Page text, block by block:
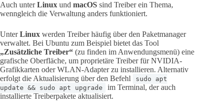
Auch unterLinux und macOS sind Treiber ein Thema,
wenngleich die Verwaltung anders funktioniert.
UnterLinux werden Treiber häufig über den Paketmanager
verwaltet. Bei Ubuntu zum Beispiel bietet das Tool
„Zusätzliche Treiber“ (zu finden im Anwendungsmenü) eine
grafische Oberfläche, um proprietäre Treiber für NVIDIA-
Grafikkarten oder WLAN-Adapter zu installieren. Alternativ
erfolgt die Aktualisierung über den Befehl
sudo apt
update && sudo apt upgrade
im Terminal, der auch
installierte Treiberpakete aktualisiert.